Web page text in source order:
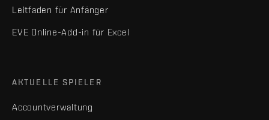
Leitfaden für Anfänger
EVE Online-Add-in für Excel
AKTUELLE SPIELER
Accountverwaltung